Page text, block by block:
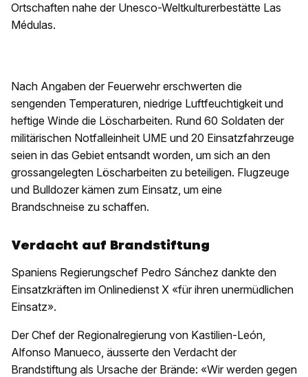
Ortschaften nahe der Unesco-Weltkulturerbestätte Las
Médulas.
Nach Angaben der Feuerwehr erschwerten die
sengenden Temperaturen, niedrige Luftfeuchtigkeit und
heftige Winde die Löscharbeiten. Rund 60 Soldaten der
militärischen Notfalleinheit UME und 20 Einsatzfahrzeuge
seien in das Gebiet entsandt worden, um sich an den
grossangelegten Löscharbeiten zu beteiligen. Flugzeuge
und Bulldozer kämen zum Einsatz, um eine
Brandschneise zu schaffen.
Verdacht auf Brandstiftung
Spaniens Regierungschef Pedro Sánchez dankte den
Einsatzkräften im Onlinedienst X «für ihren unermüdlichen
Einsatz».
Der Chef der Regionalregierung von Kastilien-León,
Alfonso Manueco, äusserte den Verdacht der
Brandstiftung als Ursache der Brände: «Wir werden gegen